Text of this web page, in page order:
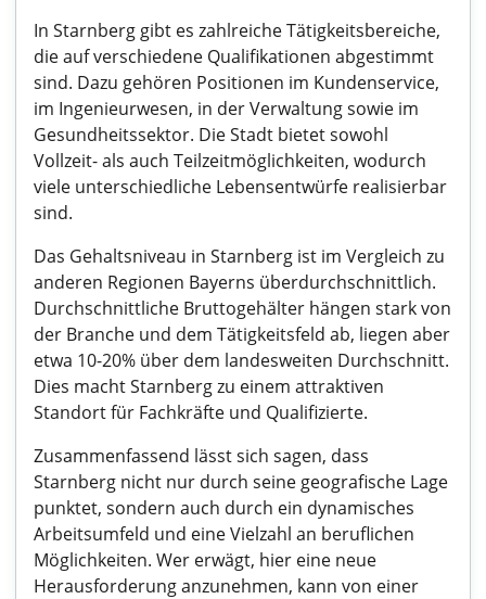
In Starnberg gibt es zahlreiche Tätigkeitsbereiche,
die auf verschiedene Qualifikationen abgestimmt
sind. Dazu gehören Positionen im Kundenservice,
im Ingenieurwesen, in der Verwaltung sowie im
Gesundheitssektor. Die Stadt bietet sowohl
Vollzeit- als auch Teilzeitmöglichkeiten, wodurch
viele unterschiedliche Lebensentwürfe realisierbar
sind.
Das Gehaltsniveau in Starnberg ist im Vergleich zu
anderen Regionen Bayerns überdurchschnittlich.
Durchschnittliche Bruttogehälter hängen stark von
der Branche und dem Tätigkeitsfeld ab, liegen aber
etwa 10-20% über dem landesweiten Durchschnitt.
Dies macht Starnberg zu einem attraktiven
Standort für Fachkräfte und Qualifizierte.
Zusammenfassend lässt sich sagen, dass
Starnberg nicht nur durch seine geografische Lage
punktet, sondern auch durch ein dynamisches
Arbeitsumfeld und eine Vielzahl an beruflichen
Möglichkeiten. Wer erwägt, hier eine neue
Herausforderung anzunehmen, kann von einer